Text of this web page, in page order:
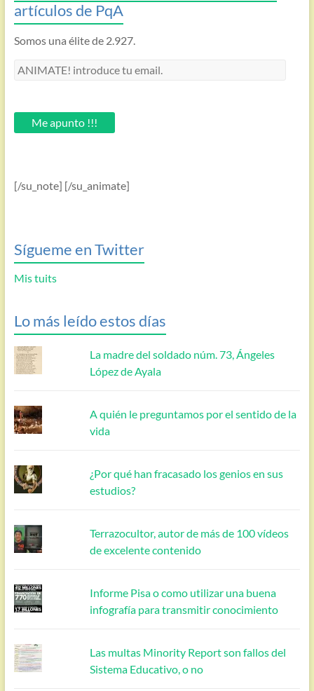
artículos de PqA
Somos una élite de 2.927.
ANIMATE!
email.Me apunto !!!
[/su_note] [/su_animate]
Sígueme en Twitter
Mis tuits
Lo más leído estos días
La madre del soldado núm. 73, Ángeles
López de Ayala
A quién le preguntamos por el sentido de la
vida
¿Por qué han fracasado los genios en sus
estudios?
Terrazocultor, autor de más de 100 vídeos
de excelente contenido
Informe Pisa o como utilizar una buena
infografía para transmitir conocimiento
Las multas Minority Report son fallos del
Sistema Educativo, o no